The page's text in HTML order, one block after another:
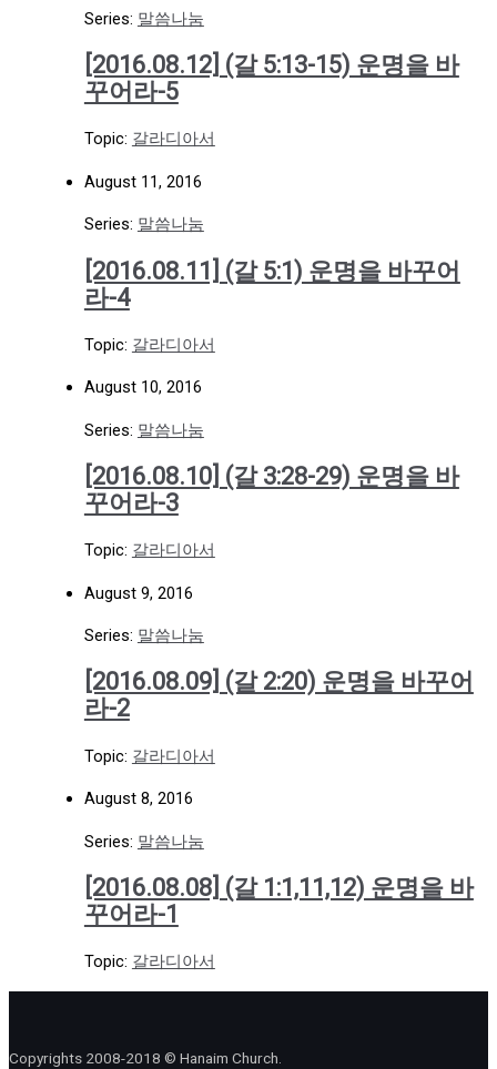
Series: 말씀나눔
[2016.08.12] (갈 5:13-15) 운명을 바
꾸어라-5
Topic: 갈라디아서
August 11, 2016
Series: 말씀나눔
[2016.08.11] (갈 5:1) 운명을 바꾸어
라-4
Topic: 갈라디아서
August 10, 2016
Series: 말씀나눔
[2016.08.10] (갈 3:28-29) 운명을 바
꾸어라-3
Topic: 갈라디아서
August 9, 2016
Series: 말씀나눔
[2016.08.09] (갈 2:20) 운명을 바꾸어
라-2
Topic: 갈라디아서
August 8, 2016
Series: 말씀나눔
[2016.08.08] (갈 1:1,11,12) 운명을 바
꾸어라-1
Topic: 갈라디아서
Copyrights 2008-2018 © Hanaim Church.